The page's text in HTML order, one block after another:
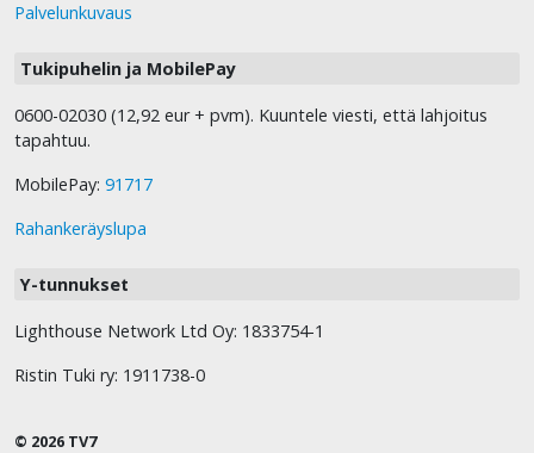
Palvelunkuvaus
Tukipuhelin ja MobilePay
0600-02030 (12,92 eur + pvm). Kuuntele viesti, että lahjoitus
tapahtuu.
MobilePay: 91717
Rahankeräyslupa
Y-tunnukset
Lighthouse Network Ltd Oy: 1833754-1
Ristin Tuki ry: 1911738-0
© 2026 TV7